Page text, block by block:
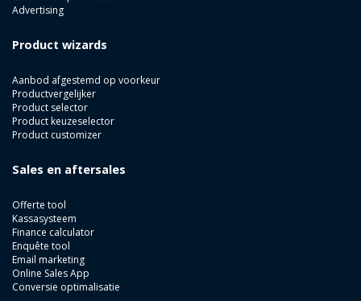
Advertising
Product wizards
Aanbod afgestemd op voorkeur
Productvergelijker
Product selector
Product keuzeselector
Product customizer
Sales en aftersales
Offerte tool
Kassasysteem
Finance calculator
Enquête tool
Email marketing
Online Sales App
Conversie optimalisatie